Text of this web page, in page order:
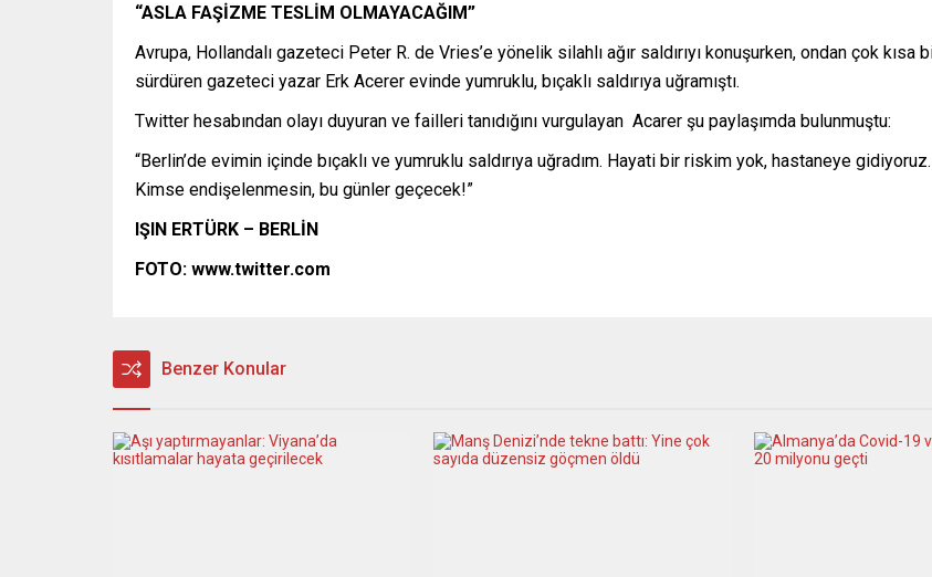
“ASLA FAŞİZME TESLİM OLMAYACAĞIM”
Avrupa, Hollandalı gazeteci Peter R. de Vries’e yönelik silahlı ağır saldırıyı konuşurken, ondan çok kısa
sürdüren gazeteci yazar Erk Acerer evinde yumruklu, bıçaklı saldırıya uğramıştı.
Twitter hesabından olayı duyuran ve failleri tanıdığını vurgulayan Acarer şu paylaşımda bulunmuştu:
“Berlin’de evimin içinde bıçaklı ve yumruklu saldırıya uğradım. Hayati bir riskim yok, hastaneye
Kimse endişelenmesin, bu günler geçecek!”
IŞIN ERTÜRK – BERLİN
FOTO: www.twitter.com
Benzer Konular